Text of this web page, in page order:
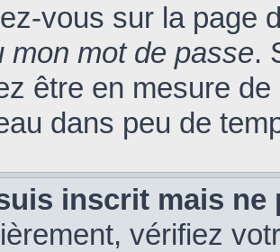
vous sur la page
mon mot de passe.
être en mesure
dans peu de
inscrit mais ne
vérifiez